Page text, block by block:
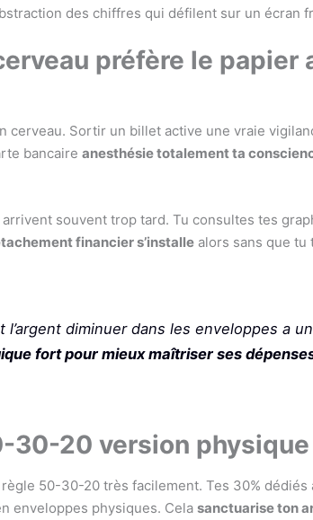
des chiffres qui défilent sur un écran
préfère le papier
cerveau. Sortir un billet active une vraie
bancaire anesthésie totalement ta
souvent trop tard. Tu consultes tes
financier s’installe alors sans que tu
l’argent diminuer dans les enveloppes a un
fort pour mieux maîtriser ses
30-20 version physique
50-30-20 très facilement. Tes 30% dédiés
enveloppes physiques. Cela sanctuarise ton